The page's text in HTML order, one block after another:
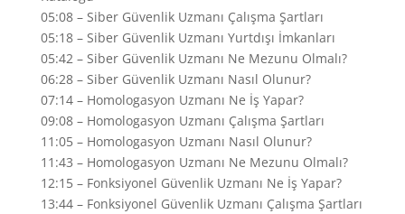
05:08 – Siber Güvenlik Uzmanı Çalışma Şartları
05:18 – Siber Güvenlik Uzmanı Yurtdışı İmkanları
05:42 – Siber Güvenlik Uzmanı Ne Mezunu Olmalı?
06:28 – Siber Güvenlik Uzmanı Nasıl Olunur?
07:14 – Homologasyon Uzmanı Ne İş Yapar?
09:08 – Homologasyon Uzmanı Çalışma Şartları
11:05 – Homologasyon Uzmanı Nasıl Olunur?
11:43 – Homologasyon Uzmanı Ne Mezunu Olmalı?
12:15 – Fonksiyonel Güvenlik Uzmanı Ne İş Yapar?
13:44 – Fonksiyonel Güvenlik Uzmanı Çalışma Şartları